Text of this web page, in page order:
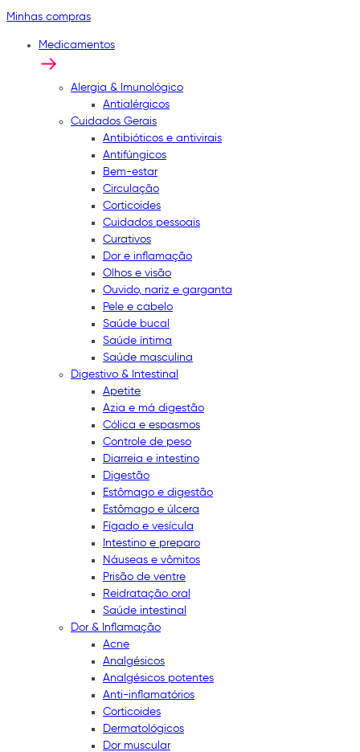
Minhas compras
Medicamentos
Alergia & Imunológico
Antialérgicos
Cuidados Gerais
Antibióticos e antivirais
Antifúngicos
Bem-estar
Circulação
Corticoides
Cuidados pessoais
Curativos
Dor e inflamação
Olhos e visão
Ouvido, nariz e garganta
Pele e cabelo
Saúde bucal
Saúde íntima
Saúde masculina
Digestivo & Intestinal
Apetite
Azia e má digestão
Cólica e espasmos
Controle de peso
Diarreia e intestino
Digestão
Estômago e digestão
Estômago e úlcera
Fígado e vesícula
Intestino e preparo
Náuseas e vômitos
Prisão de ventre
Reidratação oral
Saúde intestinal
Dor & Inflamação
Acne
Analgésicos
Analgésicos potentes
Anti-inflamatórios
Corticoides
Dermatológicos
Dor muscular